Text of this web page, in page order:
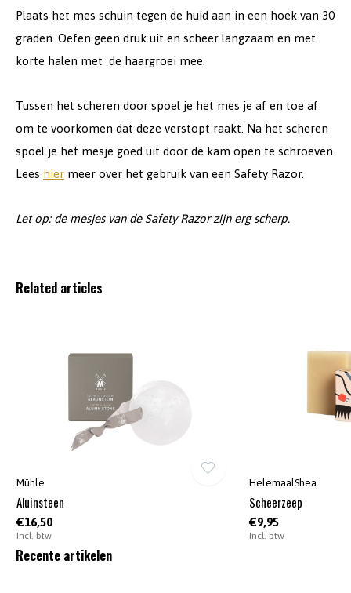
Plaats het mes schuin tegen de huid aan in een hoek van 30
graden. Oefen geen druk uit en scheer langzaam en met
korte halen met de haargroei mee.
Tussen het scheren door spoel je het mes je af en toe af
om te voorkomen dat deze verstopt raakt. Na het scheren
spoel je het mesje goed uit door de kam open te schroeven.
Lees hier meer over het gebruik van een Safety Razor.
Let op: de mesjes van de Safety Razor zijn erg scherp.
Related articles
Mühle
Aluinsteen
€16,50
Incl. btw
HelemaalShea
Scheerzeep
€9,95
Incl. btw
Recente artikelen